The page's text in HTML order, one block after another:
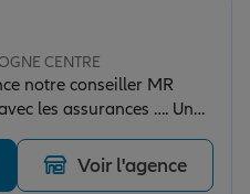
CENTRE
notre conseiller MR
les assurances …. Un
ci s est montré très
pour tout nous
Fait tout son possible
Voir l'agence